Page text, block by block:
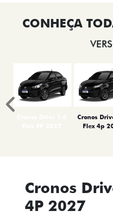
Cronos
Flex 4p
Anterior
Cronos
4P 2027